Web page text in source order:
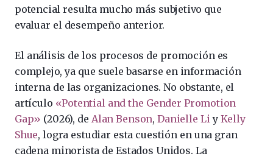
potencial resulta mucho más subjetivo que
evaluar el desempeño anterior.
El análisis de los procesos de promoción es
complejo, ya que suele basarse en información
interna de las organizaciones. No obstante, el
artículo «Potential and the Gender Promotion
Gap» (2026), de Alan Benson,Danielle Li y Kelly
Shue, logra estudiar esta cuestión en una gran
cadena minorista de Estados Unidos. La